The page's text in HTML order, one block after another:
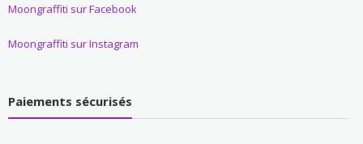
Moongraffiti sur Facebook
Moongraffiti sur Instagram
Paiements sécurisés